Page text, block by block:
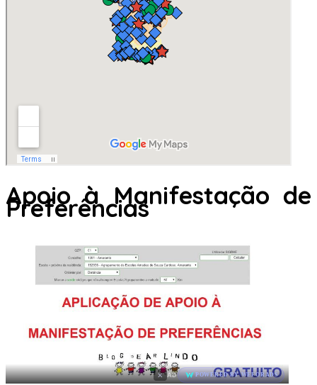
Apoio à Manifestação de
Preferências
× AD POWERED BY WEFORADS